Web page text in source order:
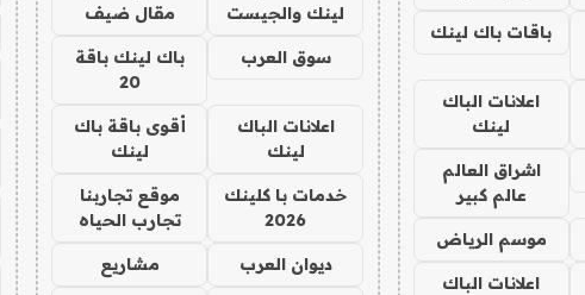
باقات باك لينك
اعلانات الباك
لينك
اشراق العالم
عالم كبير
موسم الرياض
اعلانات الباك
لينك والجيست
مقال ضيف
سوق العرب
باك لينك باقة
20
اعلانات الباك
لينك
أقوى باقة باك
لينك
خدمات با كلينك
2026
موقع تجاربنا
تجارب الحياه
ديوان العرب مشاريع